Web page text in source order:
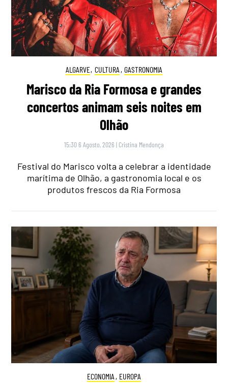
ALGARVE, CULTURA , GASTRONOMIA
Marisco da Ria Formosa e grandes
concertos animam seis noites em
Olhão
15:30 6 Agosto, 2026 | Cristina Mendonça
Festival do Marisco volta a celebrar a identidade
marítima de Olhão, a gastronomia local e os
produtos frescos da Ria Formosa
ECONOMIA , EUROPA